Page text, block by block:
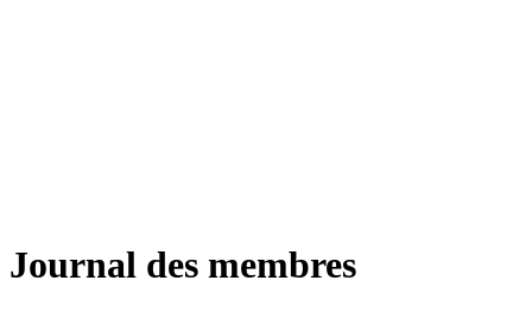
Journal des membres